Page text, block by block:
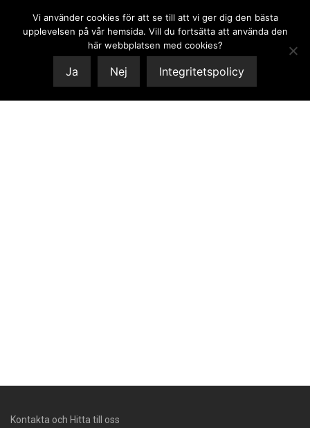
Kontakta och Hitta till oss
Vi använder cookies för att se till att vi ger dig den bästa
upplevelsen på vår hemsida. Vill du fortsätta att använda den
här webbplatsen med cookies?
Ja Nej Integritetspolicy